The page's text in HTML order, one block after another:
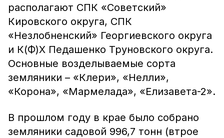
располагают СПК «Советский»
Кировского округа, СПК
«Незлобненский» Георгиевского округа
и К(Ф)Х Педашенко Труновского округа.
Основные возделываемые сорта
земляники – «Клери», «Нелли»,
«Корона», «Мармелада», «Елизавета-2».
В прошлом году в крае было собрано
земляники садовой 996,7 тонн (втрое